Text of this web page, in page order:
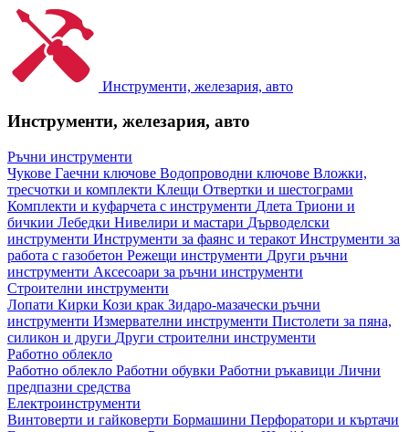
Инструменти, железария, авто
Инструменти, железария, авто
Ръчни инструменти
Чукове Гаечни ключове Водопроводни ключове Вложки,
тресчотки и комплекти Клещи Отвертки и шестограми
Комплекти и куфарчета с инструменти Длета Триони и
бичкии Лебедки Нивелири и мастари Дърводелски
инструменти Инструменти за фаянс и теракот Инструменти за
работа с газобетон Режещи инструменти Други ръчни
инструменти Аксесоари за ръчни инструменти
Строителни инструменти
Лопати Кирки Кози крак Зидаро-мазачески ръчни
инструменти Измервателни инструменти Пистолети за пяна,
силикон и други Други строителни инструменти
Работно облекло
Работно облекло Работни обувки Работни ръкавици Лични
предпазни средства
Електроинструменти
Винтоверти и гайковерти Бормашини Перфоратори и къртачи